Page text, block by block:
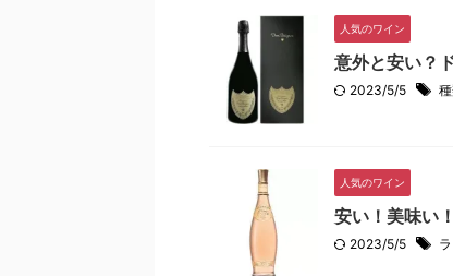
人気のワイン
意外と安い？
2023/5/5
人気のワイン
安い！美味い
2023/5/5